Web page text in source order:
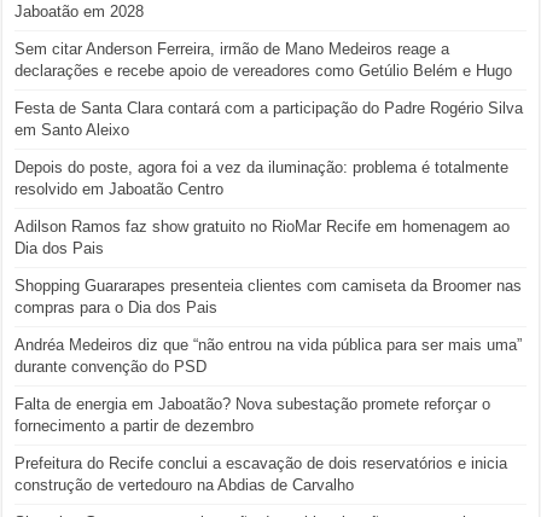
Jaboatão em 2028
Sem citar Anderson Ferreira, irmão de Mano Medeiros reage a
declarações e recebe apoio de vereadores como Getúlio Belém e Hugo
Festa de Santa Clara contará com a participação do Padre Rogério Silva
em Santo Aleixo
Depois do poste, agora foi a vez da iluminação: problema é totalmente
resolvido em Jaboatão Centro
Adilson Ramos faz show gratuito no RioMar Recife em homenagem ao
Dia dos Pais
Shopping Guararapes presenteia clientes com camiseta da Broomer nas
compras para o Dia dos Pais
Andréa Medeiros diz que “não entrou na vida pública para ser mais uma”
durante convenção do PSD
Falta de energia em Jaboatão? Nova subestação promete reforçar o
fornecimento a partir de dezembro
Prefeitura do Recife conclui a escavação de dois reservatórios e inicia
construção de vertedouro na Abdias de Carvalho